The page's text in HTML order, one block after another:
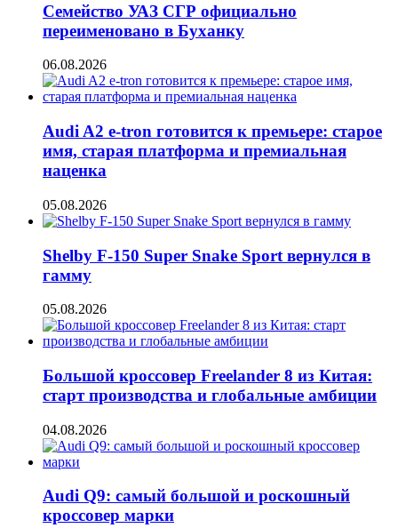
Семейство УАЗ СГР официально
переименовано в Буханку
06.08.2026
Audi A2 e-tron готовится к премьере: старое
имя, старая платформа и премиальная
наценка
05.08.2026
Shelby F-150 Super Snake Sport вернулся в
гамму
05.08.2026
Большой кроссовер Freelander 8 из Китая:
старт производства и глобальные амбиции
04.08.2026
Audi Q9: самый большой и роскошный
кроссовер марки